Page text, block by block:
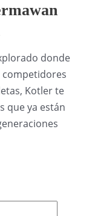
donde
competidores
Kotler te
que ya están